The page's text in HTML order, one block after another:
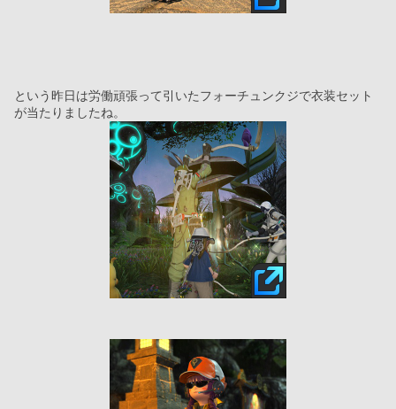
という昨日は労働頑張って引いたフォーチュンクジで衣装セット
が当たりましたね。